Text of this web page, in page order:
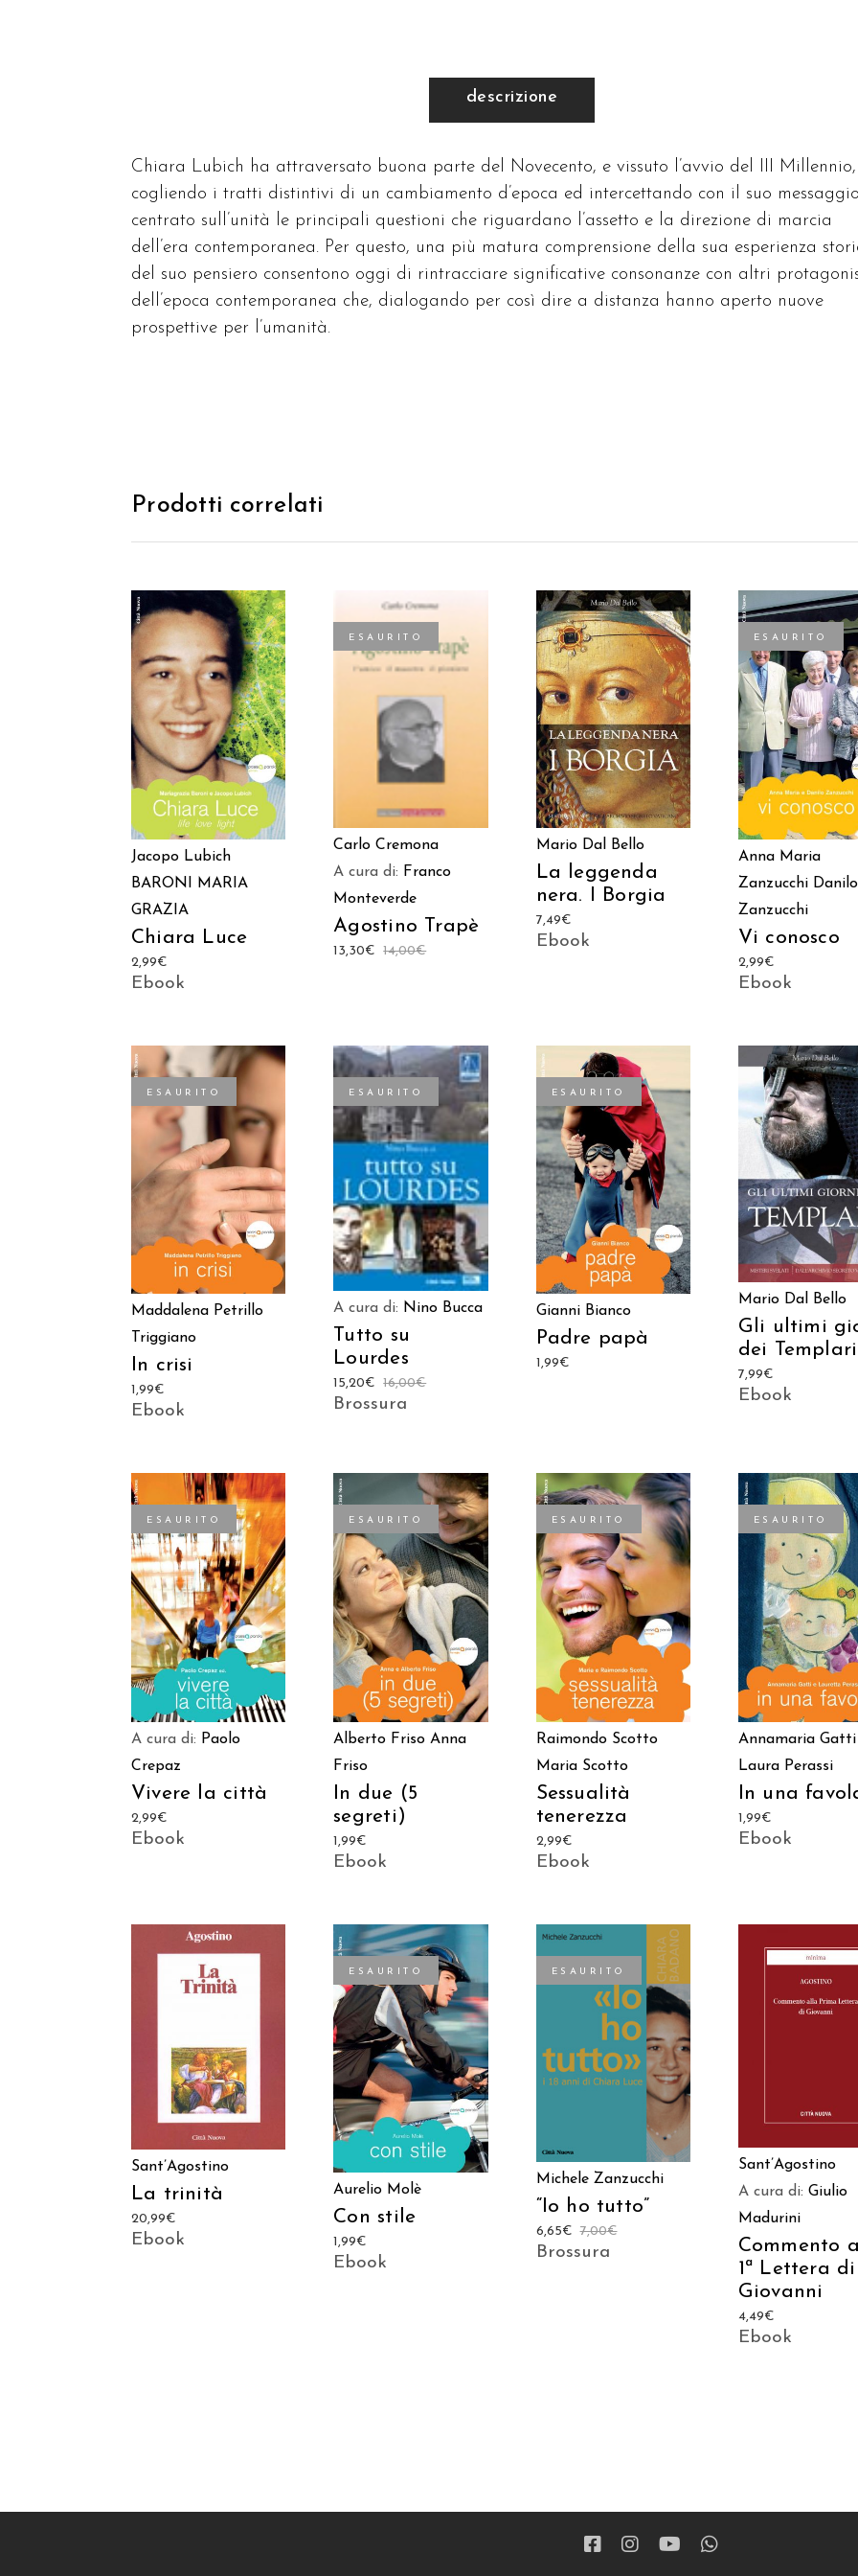
descrizione
Chiara Lubich ha attraversato buona parte del Novecento, e vissuto l’avvio del III Millennio,
cogliendo i tratti distintivi di un cambiamento d’epoca ed intercettando con il suo
centrato sull’unità le principali questioni che riguardano l’assetto e la direzione di marcia
dell’era contemporanea. Per questo, una più matura comprensione della sua esperienza
del suo pensiero consentono oggi di rintracciare significative consonanze con altri
dell’epoca contemporanea che, dialogando per così dire a distanza hanno aperto nuove
prospettive per l’umanità.
Prodotti correlati
AGGIUNGI AL
CARRELLO
Jacopo Lubich
BARONI MARIA
GRAZIA
Chiara Luce
2,99€
Ebook
ESAURITO
LEGGI TUTTO
Carlo Cremona
A cura di: Franco
Monteverde
Agostino Trapè
14,00€
13,30€
AGGIUNGI AL
CARRELLO
Mario Dal Bello
La leggenda
nera. I Borgia
7,49€
Ebook
ESAURITO
LEGGI TUTTO
Anna Maria
Zanzucchi Danilo
Zanzucchi
Vi conosco
2,99€
Ebook
ESAURITO
LEGGI TUTTO
Maddalena Petrillo
Triggiano
In crisi
1,99€
Ebook
ESAURITO
LEGGI TUTTO
A cura di: Nino Bucca
Tutto su
Lourdes
16,00€
15,20€
Brossura
ESAURITO
LEGGI TUTTO
Gianni Bianco
Padre papà
1,99€
AGGIUNGI AL
CARRELLO
Mario Dal Bello
Gli ultimi
dei Templari
7,99€
Ebook
ESAURITO
LEGGI TUTTO
A cura di: Paolo
Crepaz
Vivere la città
2,99€
Ebook
ESAURITO
LEGGI TUTTO
Alberto Friso Anna
Friso
In due (5
segreti)
1,99€
Ebook
ESAURITO
LEGGI TUTTO
Raimondo Scotto
Maria Scotto
Sessualità
tenerezza
2,99€
Ebook
ESAURITO
LEGGI TUTTO
Annamaria Gatti
Laura Perassi
In una
1,99€
Ebook
CARRELLO
Sant’Agostino
La trinità
20,99€
Ebook
ESAURITO
LEGGI TUTTO
Aurelio Molè
Con stile
1,99€
Ebook
ESAURITO
LEGGI TUTTO
Michele Zanzucchi
“Io ho tutto”
7,00€
6,65€
Brossura
Sant’Agostino
A cura di: Giulio
Madurini
Commento
1ª Lettera di
Giovanni
4,49€
Ebook